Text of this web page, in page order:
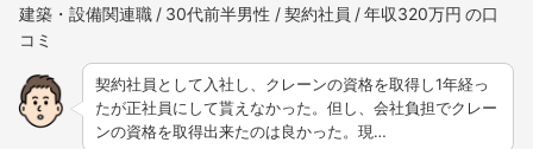
フォローしました
建築・設備関連職 30代前半男性 契約社員 年収320万円
契約社員として入社し、クレーンの資格を取得し1年経っ
たが正社員にして貰えなかった。但し、会社負担でクレー
ンの資格を取得出来たのは良かった。現…